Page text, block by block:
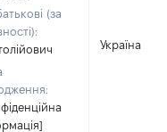
(за
Україна